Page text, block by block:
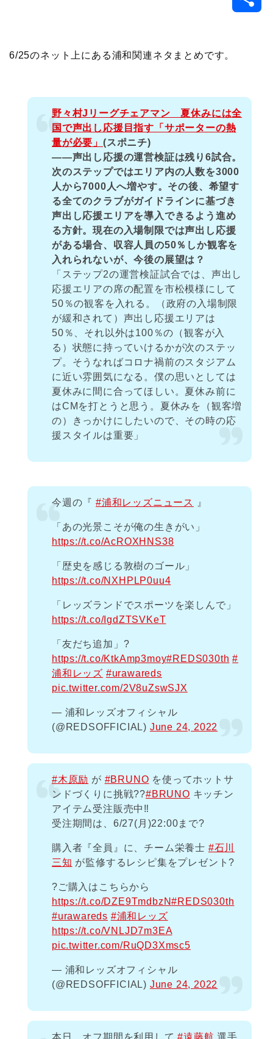
o
k
r t
e
n
k
6/25のネット上にある浦和関連ネタまとめです。
野々村Jリーグチェアマン 夏休みには全
国で声出し応援目指す「サポーターの熱
量が必要」 (スポニチ)
――声出し応援の運営検証は残り6試合。
次のステップではエリア内の人数を3000
人から7000人へ増やす。その後、希望す
る全てのクラブがガイドラインに基づき
声出し応援エリアを導入できるよう進め
る方針。現在の入場制限では声出し応援
がある場合、収容人員の50％しか観客を
入れられないが、今後の展望は？
「ステップ2の運営検証試合では、声出し
応援エリアの席の配置を市松模様にして
50％の観客を入れる。（政府の入場制限
が緩和されて）声出し応援エリアは
50％、それ以外は100％の（観客が入
る）状態に持っていけるかが次のステッ
プ。そうなればコロナ禍前のスタジアム
に近い雰囲気になる。僕の思いとしては
夏休みに間に合ってほしい。夏休み前に
はCMを打とうと思う。夏休みを（観客増
の）きっかけにしたいので、その時の応
援スタイルは重要」
今週の『 #浦和レッズニュース 』
「あの光景こそが俺の生きがい」
https://t.co/AcROXHNS38
「歴史を感じる敦樹のゴール」
https://t.co/NXHPLP0uu4
「レッズランドでスポーツを楽しんで」
https://t.co/IgdZTSVKeT
「友だち追加」?
https://t.co/KtkAmp3moy#REDS030th #
浦和レッズ #urawareds
pic.twitter.com/2V8uZswSJX
— 浦和レッズオフィシャル
(@REDSOFFICIAL) June 24, 2022
#木原励 が #BRUNO を使ってホットサ
ンドづくりに挑戦?‍?#BRUNO キッチン
アイテム受注販売中‼️
受注期間は、6/27(月)22:00まで?
購入者『全員』に、チーム栄養士 #石川
三知 が監修するレシピ集をプレゼント?
?ご購入はこちらから
https://t.co/DZE9TmdbzN#REDS030th
#urawareds #浦和レッズ
https://t.co/VNLJD7m3EA
pic.twitter.com/RuQD3Xmsc5
— 浦和レッズオフィシャル
(@REDSOFFICIAL) June 24, 2022
本日、オフ期間を利用して#遠藤航 選手